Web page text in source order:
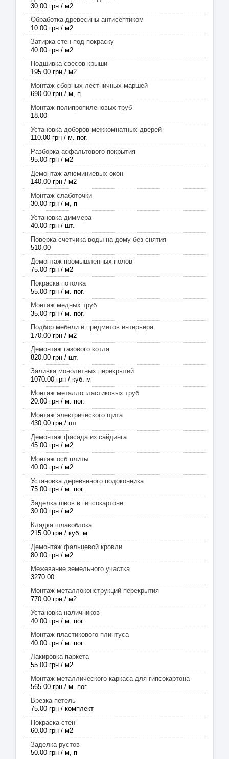
30.00 грн / м2
Обработка древесины антисептиком
10.00 грн / м2
Затирка стен под покраску
40.00 грн / м2
Подшивка свесов крыши
195.00 грн / м2
Монтаж сборных лестничных маршей
690.00 грн / м, п
Монтаж полипропиленовых труб
18.00
Установка доборов межкомнатных дверей
110.00 грн / м. пог.
Разборка асфальтового покрытия
95.00 грн / м2
Демонтаж алюминиевых окон
140.00 грн / м2
Монтаж слаботочки
30.00 грн / м, п
Установка диммера
40.00 грн / шт.
Поверка счетчика воды на дому без снятия
510.00
Демонтаж промышленных полов
75.00 грн / м2
Покраска потолка
55.00 грн / м. пог.
Монтаж медных труб
35.00 грн / м. пог.
Подбор мебели и предметов интерьера
170.00 грн / м2
Демонтаж газового котла
820.00 грн / шт.
Заливка монолитных перекрытий
1070.00 грн / куб. м
Монтаж металлопластиковых труб
20.00 грн / м. пог.
Монтаж электрического щита
430.00 грн / шт
Демонтаж фасада из сайдинга
45.00 грн / м2
Монтаж осб плиты
40.00 грн / м2
Установка деревянного подоконника
75.00 грн / м. пог.
Заделка швов в гипсокартоне
30.00 грн / м2
Кладка шлакоблока
215.00 грн / куб. м
Демонтаж фальцевой кровли
80.00 грн / м2
Межевание земельного участка
3270.00
Монтаж металлоконструкций перекрытия
770.00 грн / м2
Установка наличников
40.00 грн / м. пог.
Монтаж пластикового плинтуса
40.00 грн / м. пог.
Лакировка паркета
55.00 грн / м2
Монтаж металлического каркаса для гипсокартона
565.00 грн / м. пог.
Врезка петель
75.00 грн / комплект
Покраска стен
60.00 грн / м2
Заделка рустов
50.00 грн / м, п